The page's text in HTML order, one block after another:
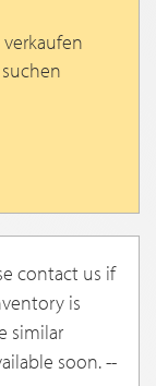
verkaufen
contact us if
is
similar
soon. --